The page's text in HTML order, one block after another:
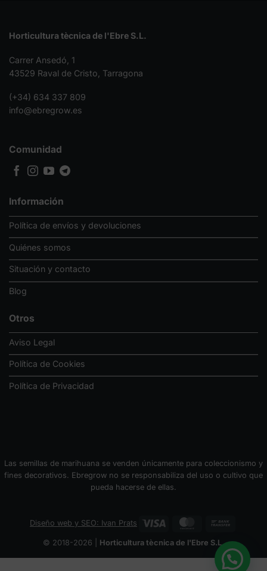
Horticultura tècnica de l'Ebre S.L.
Carrer Ansedó, 1
43529 Raval de Cristo, Tarragona
(+34) 634 337 809
info@ebregrow.es
Información
Política de envíos y devoluciones
Quiénes somos
Situación y contacto
Blog
Otros
Aviso Legal
Política de Cookies
Política de Privacidad
Comunidad
Las semillas de marihuana se venden únicamente para coleccionismo y
fines decorativos. Ebregrow no se responsabiliza del uso o cultivo que
pueda hacerse de ellas.
Diseño web y SEO: Ivan Prats Visa MasterCard
© 2018-2026 | Horticultura tècnica de l'Ebre S.L.